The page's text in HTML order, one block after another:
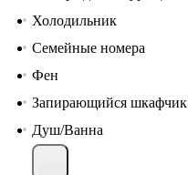
Холодильник
Семейные номера
Фен
Запирающийся шкафчик
Душ/Ванна